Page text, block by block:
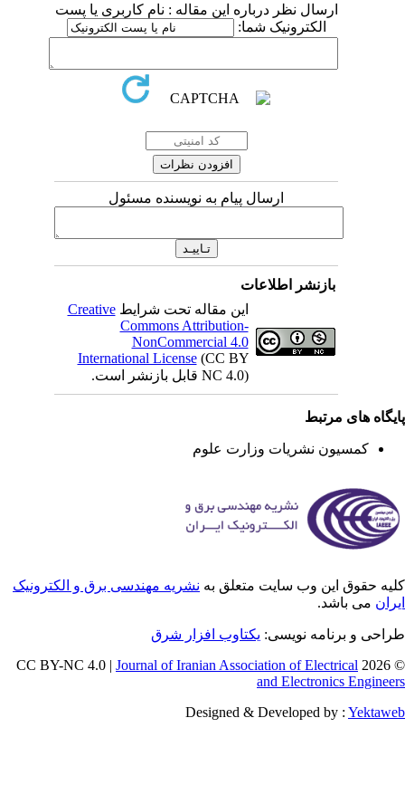
ارسال نظر درباره این مقاله : نام کاربری یا پست
الکترونیک شما:
ارسال پیام به نویسنده مسئول
بازنشر اطلاعات
این مقاله تحت شرایطCreative
Commons Attribution-
NonCommercial 4.0
International License(CC BY
NC 4.0) قابل بازنشر است.
های مرتبط
کمسیون نشریات وزارت علوم
حقوق این وب سایت متعلق بهنشریه مهندسی برق و الکترونیک
می باشد.
و برنامه نویسی: یکتاوب افزار شرق
©
Journal of Iranian Association of Electrical
and Electronics
Designed & Developed by :